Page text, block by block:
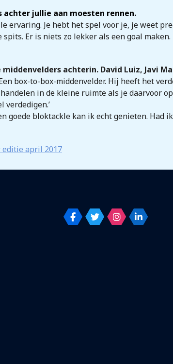
achter jullie aan moesten rennen.
ervaring. Je hebt het spel voor je, je weet
Er is niets zo lekker als een goal
achterin. David Luiz, Javi
box-to-box-middenvelder. Hij heeft het
in de kleine ruimte als je daarvoor
verdedigen.’
goede bloktackle kan ik echt genieten. Had
editie april 2017